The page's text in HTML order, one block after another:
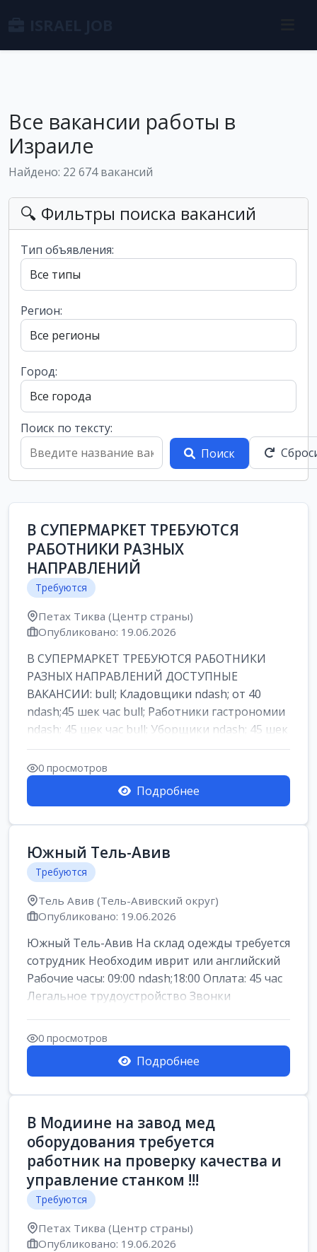
Все вакансии работы в
Израиле
Найдено: 22 674 вакансий
🔍 Фильтры поиска вакансий
Тип объявления:
Регион:
Город:
Поиск по тексту:
Поиск
В СУПЕРМАРКЕТ ТРЕБУЮТСЯ
РАБОТНИКИ РАЗНЫХ
НАПРАВЛЕНИЙ
Требуются
Петах Тиква (Центр страны)
Опубликовано: 19.06.2026
В СУПЕРМАРКЕТ ТРЕБУЮТСЯ РАБОТНИКИ
РАЗНЫХ НАПРАВЛЕНИЙ ДОСТУПНЫЕ
ВАКАНСИИ: bull; Кладовщики ndash; от 40
ndash;45 шек час bull; Работники гастрономии
ndash; 45 шек час bull; Уборщики ndash; 45 шек
час b...
0 просмотров
Подробнее
Южный Тель-Авив
Требуются
Тель Авив (Тель-Авивский округ)
Опубликовано: 19.06.2026
Южный Тель-Авив На склад одежды требуется
сотрудник Необходим иврит или английский
Рабочие часы: 09:00 ndash;18:00 Оплата: 45 час
Легальное трудоустройство Звонки
0 просмотров
Подробнее
В Модиине на завод мед
оборудования требуется
работник на проверку качества и
управление станком !!!
Требуются
Петах Тиква (Центр страны)
Опубликовано: 19.06.2026